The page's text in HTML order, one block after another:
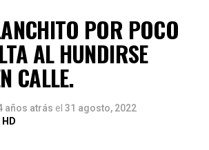
POR POCO
AL HUNDIRSE
CALLE.
años atrás el 31 agosto, 2022